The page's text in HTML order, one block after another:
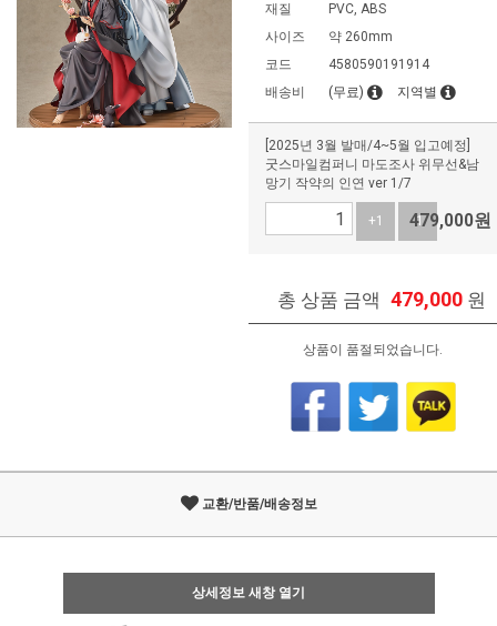
재질
PVC, ABS
사이즈
약 260mm
코드
4580590191914
배송비
(무료) 지역별
[2025년 3월 발매/4~5월 입고예정]
굿스마일컴퍼니 마도조사 위무선&남
망기 작약의 인연 ver 1/7
+1 -1
479,000원
총 상품 금액 479,000 원
상품이 품절되었습니다.
교환/반품/배송정보
상세정보 새창 열기